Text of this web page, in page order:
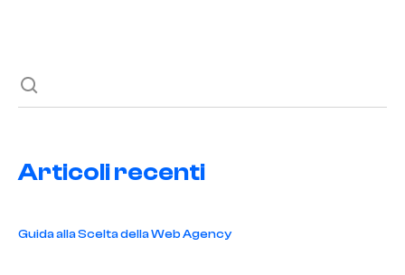
Articoli recenti
Guida alla Scelta della Web Agency